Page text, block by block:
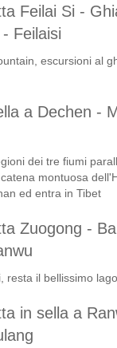
Feilai Si -
Feilaisi
escursioni al
a Dechen -
dei tre fiumi
montuosa
ed entra in Tibet
Zuogong -
resta il bellissimo
in sella a